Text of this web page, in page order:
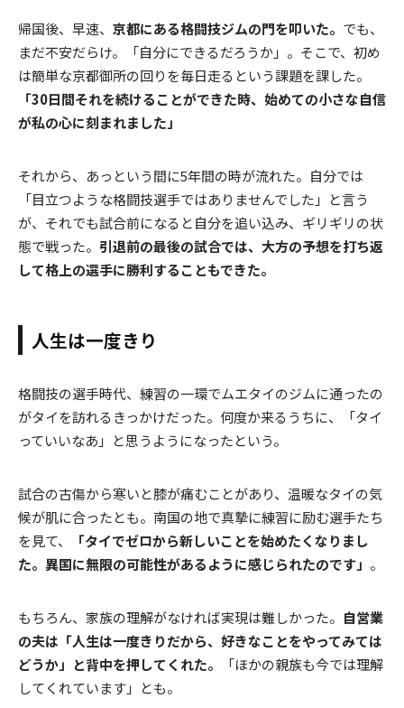
帰国後、早速、 京都にある格闘技ジムの門を叩いた。 でも、
まだ不安だらけ。「自分にできるだろうか」。そこで、初め
は簡単な京都御所の回りを毎日走るという課題を課した。
「30日間それを続けることができた時、始めての小さな自信
が私の心に刻まれました」
それから、あっという間に5年間の時が流れた。自分では
「目立つような格闘技選手ではありませんでした」と言う
が、それでも試合前になると自分を追い込み、ギリギリの状
態で戦った。 引退前の最後の試合では、大方の予想を打ち返
して格上の選手に勝利することもできた。
人生は一度きり
格闘技の選手時代、練習の一環でムエタイのジムに通ったの
がタイを訪れるきっかけだった。何度か来るうちに、「タイ
っていいなあ」と思うようになったという。
試合の古傷から寒いと膝が痛むことがあり、温暖なタイの気
候が肌に合ったとも。南国の地で真摯に練習に励む選手たち
を見て、
「タイでゼロから新しいことを始めたくなりまし
た。異国に無限の可能性があるように感じられたのです」 。
もちろん、家族の理解がなければ実現は難しかった。 自営業
の夫は「人生は一度きりだから、好きなことをやってみては
どうか」と背中を押してくれた。
「ほかの親族も今では理解
してくれています」とも。